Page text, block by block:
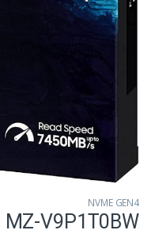
NVME GEN4
MZ-V9P1T0BW